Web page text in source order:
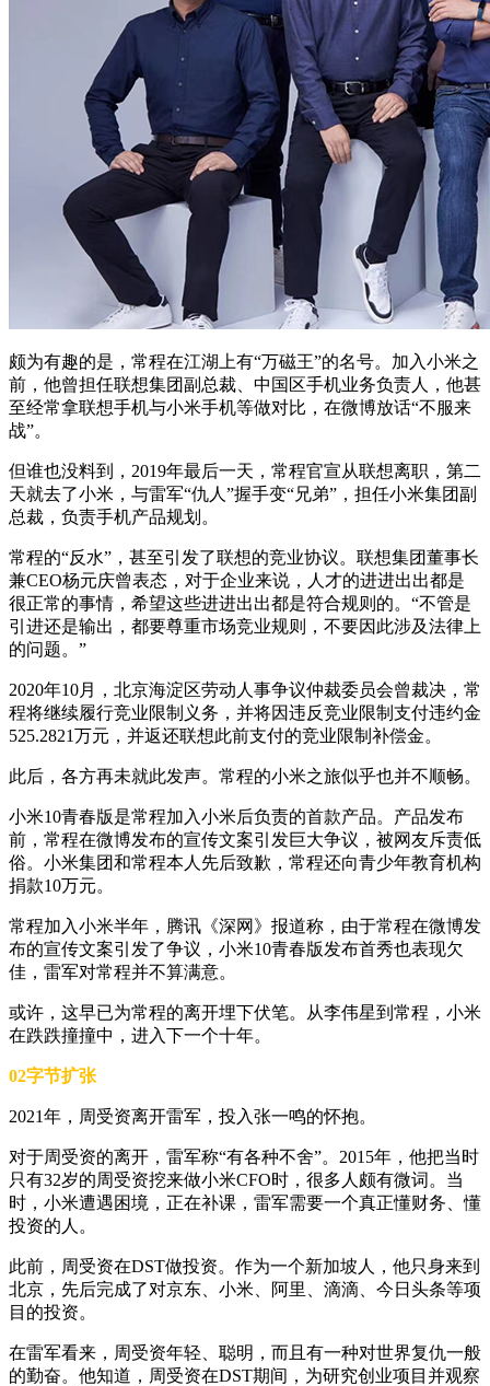
颇为有趣的是，常程在江湖上有“万磁王”的名号。加入小米之
前，他曾担任联想集团副总裁、中国区手机业务负责人，他甚
至经常拿联想手机与小米手机等做对比，在微博放话“不服来
战”。
但谁也没料到，2019年最后一天，常程官宣从联想离职，第二
天就去了小米，与雷军“仇人”握手变“兄弟”，担任小米集团副
总裁，负责手机产品规划。
常程的“反水”，甚至引发了联想的竞业协议。联想集团董事长
兼CEO杨元庆曾表态，对于企业来说，人才的进进出出都是
很正常的事情，希望这些进进出出都是符合规则的。“不管是
引进还是输出，都要尊重市场竞业规则，不要因此涉及法律上
的问题。”
2020年10月，北京海淀区劳动人事争议仲裁委员会曾裁决，常
程将继续履行竞业限制义务，并将因违反竞业限制支付违约金
525.2821万元，并返还联想此前支付的竞业限制补偿金。
此后，各方再未就此发声。常程的小米之旅似乎也并不顺畅。
小米10青春版是常程加入小米后负责的首款产品。产品发布
前，常程在微博发布的宣传文案引发巨大争议，被网友斥责低
俗。小米集团和常程本人先后致歉，常程还向青少年教育机构
捐款10万元。
常程加入小米半年，腾讯《深网》报道称，由于常程在微博发
布的宣传文案引发了争议，小米10青春版发布首秀也表现欠
佳，雷军对常程并不算满意。
或许，这早已为常程的离开埋下伏笔。从李伟星到常程，小米
在跌跌撞撞中，进入下一个十年。
02字节扩张
2021年，周受资离开雷军，投入张一鸣的怀抱。
对于周受资的离开，雷军称“有各种不舍”。2015年，他把当时
只有32岁的周受资挖来做小米CFO时，很多人颇有微词。当
时，小米遭遇困境，正在补课，雷军需要一个真正懂财务、懂
投资的人。
此前，周受资在DST做投资。作为一个新加坡人，他只身来到
北京，先后完成了对京东、小米、阿里、滴滴、今日头条等项
目的投资。
在雷军看来，周受资年轻、聪明，而且有一种对世界复仇一般
的勤奋。他知道，周受资在DST期间，为研究创业项目并观察